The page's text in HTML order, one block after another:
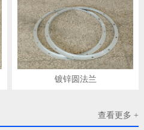
镀锌圆法兰
查看更多 +